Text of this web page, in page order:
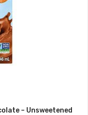
– Unsweetened